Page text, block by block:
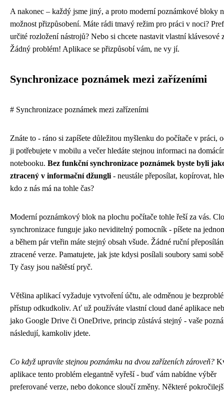
A nakonec – každý jsme jiný, a proto moderní poznámkové bloky
možnost přizpůsobení. Máte rádi tmavý režim pro práci v noci?
určité rozložení nástrojů? Nebo si chcete nastavit vlastní klávesové
Žádný problém! Aplikace se přizpůsobí vám, ne vy jí.
Synchronizace poznámek mezi zařízeními
# Synchronizace poznámek mezi zařízeními
Znáte to - ráno si zapíšete důležitou myšlenku do počítače v práci,
ji potřebujete v mobilu a večer hledáte stejnou informaci na
notebooku. Bez funkční synchronizace poznámek byste byli
ztracený v informační džungli - neustále přeposílat, kopírovat,
kdo z nás má na tohle čas?
Moderní poznámkový blok na plochu počítače tohle řeší za vás.
synchronizace funguje jako neviditelný pomocník - píšete na
a během pár vteřin máte stejný obsah všude. Žádné ruční
ztracené verze. Pamatujete, jak jste kdysi posílali soubory sami
Ty časy jsou naštěstí pryč.
Většina aplikací vyžaduje vytvoření účtu, ale odměnou je
přístup odkudkoliv. Ať už používáte vlastní cloud dané aplikace
jako Google Drive či OneDrive, princip zůstává stejný - vaše
následují, kamkoliv jdete.
Co když upravíte stejnou poznámku na dvou zařízeních zároveň?
aplikace tento problém elegantně vyřeší - buď vám nabídne výběr
preferované verze, nebo dokonce sloučí změny. Některé